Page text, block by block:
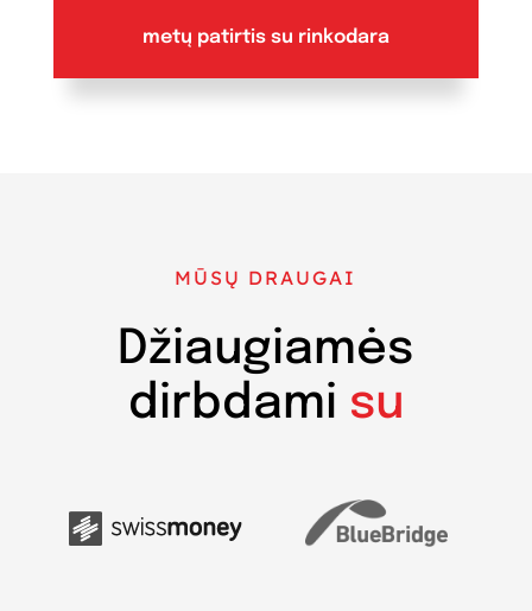
metų patirtis su rinkodara
MŪSŲ DRAUGAI
Džiaugiamės
dirbdami su